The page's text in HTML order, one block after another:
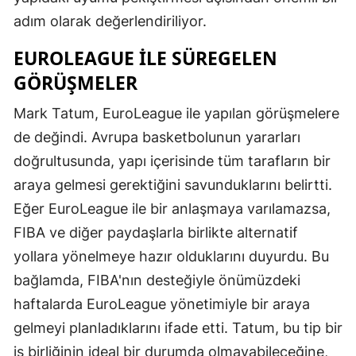
adım olarak değerlendiriliyor.
EUROLEAGUE ILE SÜREGELEN
GÖRÜŞMELER
Mark Tatum, EuroLeague ile yapılan görüşmelere
de değindi. Avrupa basketbolunun yararları
doğrultusunda, yapı içerisinde tüm tarafların bir
araya gelmesi gerektiğini savunduklarını belirtti.
Eğer EuroLeague ile bir anlaşmaya varılamazsa,
FIBA ve diğer paydaşlarla birlikte alternatif
yollara yönelmeye hazır olduklarını duyurdu. Bu
bağlamda, FIBA'nın desteğiyle önümüzdeki
haftalarda EuroLeague yönetimiyle bir araya
gelmeyi planladıklarını ifade etti. Tatum, bu tip bir
iş birliğinin ideal bir durumda olmayabileceğine,